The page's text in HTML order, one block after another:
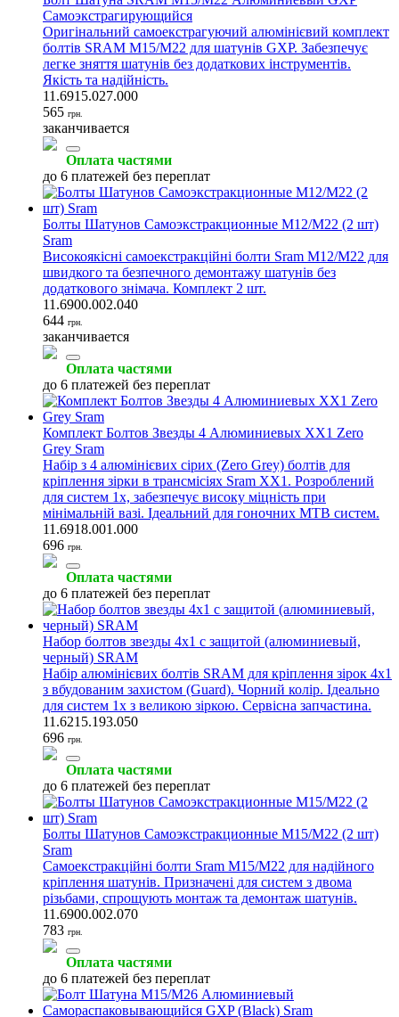
Самоэкстрагирующийся
Оригінальний самоекстрагуючий алюмінієвий комплект
болтів SRAM M15/M22 для шатунів GXP. Забезпечує
легке зняття шатунів без додаткових інструментів.
Якість та надійність.
11.6915.027.000
565 грн.
заканчивается
Оплата частями
до 6 платежей без переплат
Болты Шатунов Самоэкстракционные M12/M22 (2 шт)
Sram
Високоякісні самоекстракційні болти Sram M12/M22 для
швидкого та безпечного демонтажу шатунів без
додаткового знімача. Комплект 2 шт.
11.6900.002.040
644 грн.
заканчивается
Оплата частями
до 6 платежей без переплат
Комплект Болтов Звезды 4 Алюминиевых XX1 Zero
Grey Sram
Набір з 4 алюмінієвих сірих (Zero Grey) болтів для
кріплення зірки в трансмісіях Sram XX1. Розроблений
для систем 1x, забезпечує високу міцність при
мінімальній вазі. Ідеальний для гоночних MTB систем.
11.6918.001.000
696 грн.
Оплата частями
до 6 платежей без переплат
Набор болтов звезды 4x1 с защитой (алюминиевый,
черный) SRAM
Набір алюмінієвих болтів SRAM для кріплення зірок 4x1
з вбудованим захистом (Guard). Чорний колір. Ідеально
для систем 1x з великою зіркою. Сервісна запчастина.
11.6215.193.050
696 грн.
Оплата частями
до 6 платежей без переплат
Болты Шатунов Самоэкстракционные M15/M22 (2 шт)
Sram
Самоекстракційні болти Sram M15/M22 для надійного
кріплення шатунів. Призначені для систем з двома
різьбами, спрощують монтаж та демонтаж шатунів.
11.6900.002.070
783 грн.
Оплата частями
до 6 платежей без переплат